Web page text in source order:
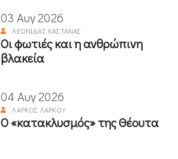
03 Αυγ 2026
ΛΕΩΝΊΔΑΣ ΚΑΣΤΑΝΆΣ
Οι φωτιές και η ανθρώπινη
βλακεία
04 Αυγ 2026
ΛΆΡΚΟΣ ΛΆΡΚΟΥ
Ο «κατακλυσμός» της Θέουτα